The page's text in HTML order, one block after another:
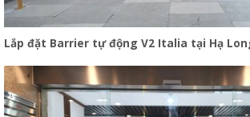
Lắp đặt Barrier tự động V2 Italia tại Hạ